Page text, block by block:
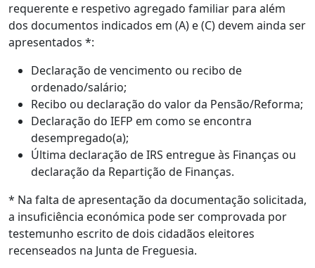
requerente e respetivo agregado familiar para além
dos documentos indicados em (A) e (C) devem ainda ser
apresentados *:
Declaração de vencimento ou recibo de
ordenado/salário;
Recibo ou declaração do valor da Pensão/Reforma;
Declaração do IEFP em como se encontra
desempregado(a);
Última declaração de IRS entregue às Finanças ou
declaração da Repartição de Finanças.
* Na falta de apresentação da documentação solicitada,
a insuficiência económica pode ser comprovada por
testemunho escrito de dois cidadãos eleitores
recenseados na Junta de Freguesia.